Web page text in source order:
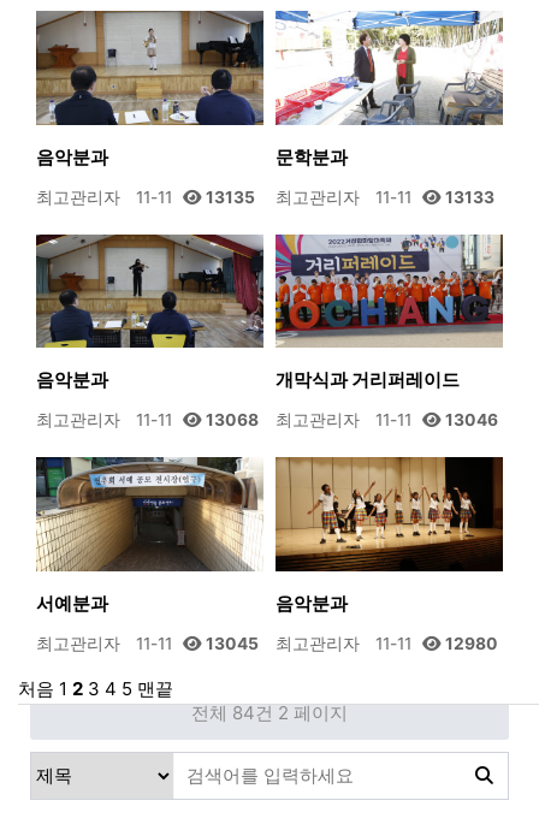
음악분과
최고관리자 11-11 13135
문학분과
최고관리자 11-11 13133
음악분과
최고관리자 11-11 13068
개막식과 거리퍼레이드
최고관리자 11-11 13046
서예분과
최고관리자 11-11 13045
음악분과
최고관리자 11-11 12980
처음 1 2 3 4 5 맨끝
전체 84건 2 페이지